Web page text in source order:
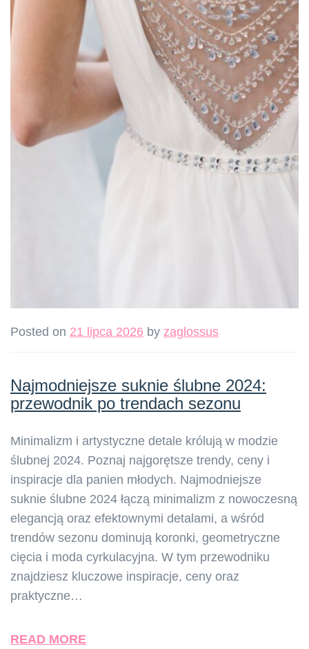
Posted on 21 lipca 2026 by zaglossus
Najmodniejsze suknie ślubne 2024:
przewodnik po trendach sezonu
Minimalizm i artystyczne detale królują w modzie
ślubnej 2024. Poznaj najgorętsze trendy, ceny i
inspiracje dla panien młodych. Najmodniejsze
suknie ślubne 2024 łączą minimalizm z nowoczesną
elegancją oraz efektownymi detalami, a wśród
trendów sezonu dominują koronki, geometryczne
cięcia i moda cyrkulacyjna. W tym przewodniku
znajdziesz kluczowe inspiracje, ceny oraz
praktyczne…
READ MORE